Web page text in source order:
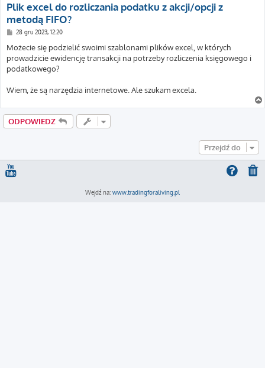
Plik excel do rozliczania podatku z akcji/opcji z
metodą FIFO?
P
s
t
28 gru 2023, 12:20
Możecie się podzielić swoimi szablonami plików excel, w których
prowadzicie ewidencję transakcji na potrzeby rozliczenia księgowego i
podatkowego?
Wiem, że są narzędzia internetowe. Ale szukam excela.
ODPOWIEDZ
Przejdź do
Wejdź na: www.tradingforaliving.pl